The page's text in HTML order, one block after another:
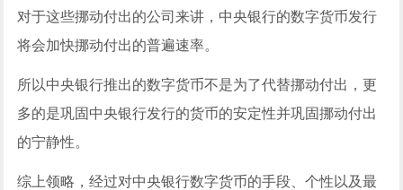
对于这些挪动付出的公司来讲，中央银行的数字货币发行
将会加快挪动付出的普遍速率。
所以中央银行推出的数字货币不是为了代替挪动付出，更
多的是巩固中央银行发行的货币的安定性并巩固挪动付出
的宁静性。
综上领略，经过对中央银行数字货币的手段、个性以及最